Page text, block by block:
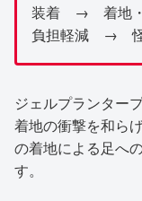
装着 → 着地
負担軽減 → 怪
ジェルプランター
着地の衝撃を和ら
の着地による足へ
す。